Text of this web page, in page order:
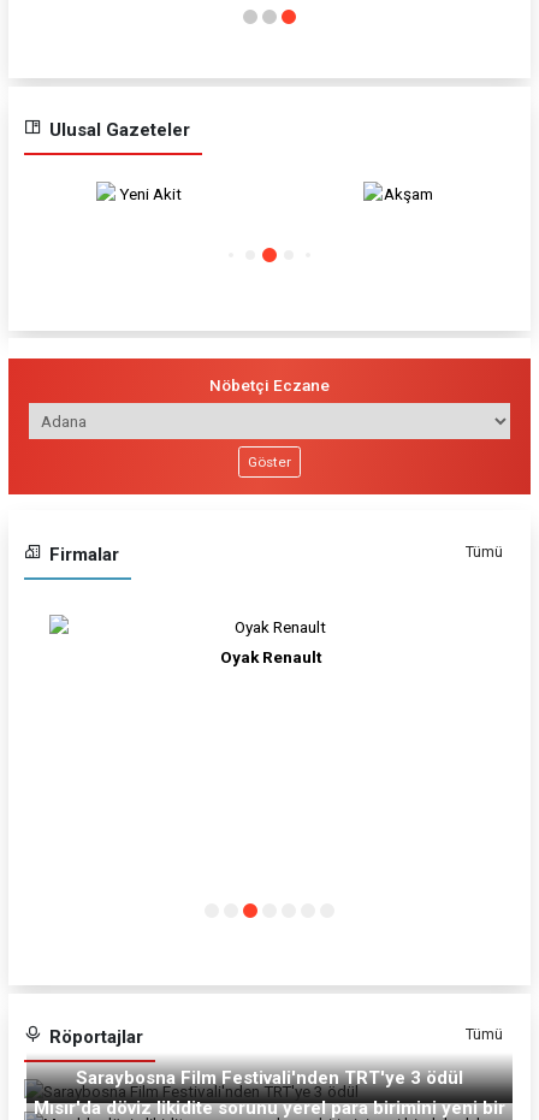
Ulusal Gazeteler
Nöbetçi Eczane
Göster
Firmalar Tümü
Oyak Renault
Röportajlar Tümü
Saraybosna Film Festivali'nden TRT'ye 3 ödül
Mısır'da döviz likidite sorunu yerel para birimini yeni bir